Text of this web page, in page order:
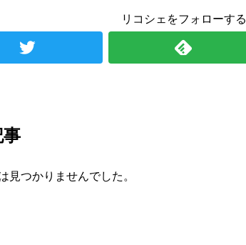
リコシェをフォローする
事
見つかりませんでした。